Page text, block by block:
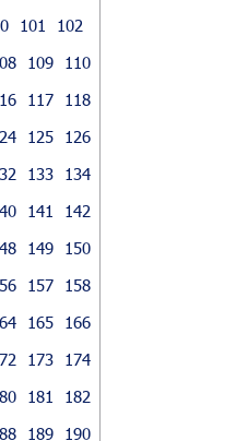
101
102
109
110
117
118
125
126
133
134
141
142
149
150
157
158
165
166
173
174
181
182
189
190